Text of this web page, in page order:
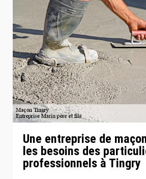
Une entreprise de
les besoins des
professionnels à Tingry